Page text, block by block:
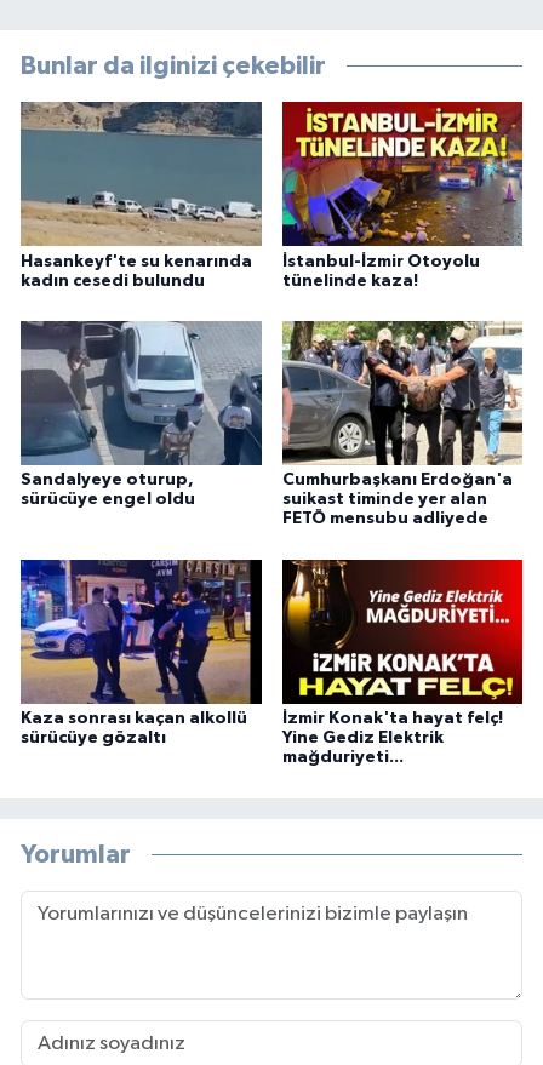
Bunlar da ilginizi çekebilir
Hasankeyf'te su kenarında
kadın cesedi bulundu
İstanbul-İzmir Otoyolu
tünelinde kaza!
Sandalyeye oturup,
sürücüye engel oldu
Cumhurbaşkanı Erdoğan'a
suikast timinde yer alan
FETÖ mensubu adliyede
Kaza sonrası kaçan alkollü
sürücüye gözaltı
İzmir Konak'ta hayat felç!
Yine Gediz Elektrik
mağduriyeti...
Yorumlar